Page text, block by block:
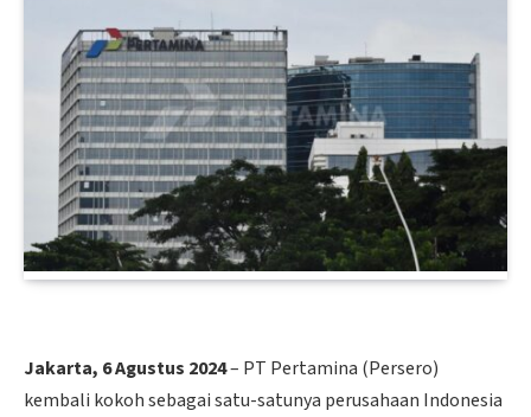
Jakarta, 6 Agustus 2024– PT Pertamina (Persero)
kembali kokoh sebagai satu-satunya perusahaan Indonesia